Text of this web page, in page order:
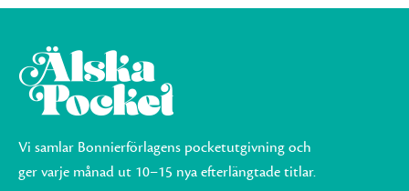
Vi samlar Bonnierförlagens pocketutgivning och
ger varje månad ut 10–15 nya efterlängtade titlar.